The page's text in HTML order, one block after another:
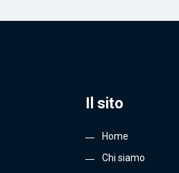
Il sito
Home
Chi siamo